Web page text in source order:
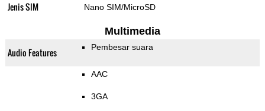
Jenis SIM Nano SIM/MicroSD
Multimedia
Audio Features Pembesar suara
AAC
3GA